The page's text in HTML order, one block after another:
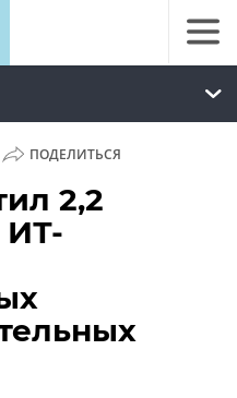
ПОДЕЛИТЬСЯ
2,2
ИТ-